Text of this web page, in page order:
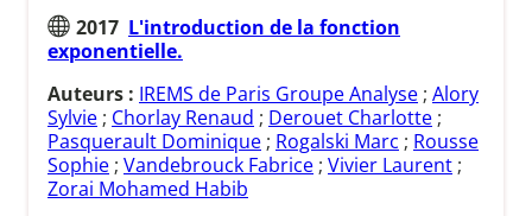
2017 L'introduction de la fonction
exponentielle.
Auteurs : IREMS de Paris Groupe Analyse ; Alory
Sylvie ; Chorlay Renaud ; Derouet Charlotte ;
Pasquerault Dominique ; Rogalski Marc ; Rousse
Sophie ; Vandebrouck Fabrice ; Vivier Laurent ;
Zorai Mohamed Habib